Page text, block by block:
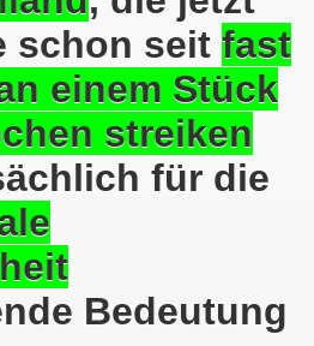
schon seit fast
einem Stück
streiken
für die
Bedeutung
am 05.01.2026 mit dem
der 793. Gelsenkirchener
hier bei uns in
am 08.09.2025 hier bei
08.09.2025 um 17.30 Uhr,
Montagsdemo-